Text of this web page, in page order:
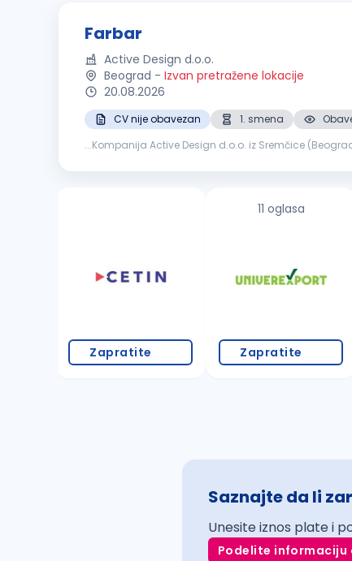
Farbar
Active Design d.o.o.
Beograd - Izvan pretražene lokacije
20.08.2026
CV nije obavezan 1. smena
...Kompanija Active Design d.o.o. iz Sremčice
Zapratite
11 oglasa
Zapratite
Saznajte da li
Unesite iznos plate i
Podelite informaciju